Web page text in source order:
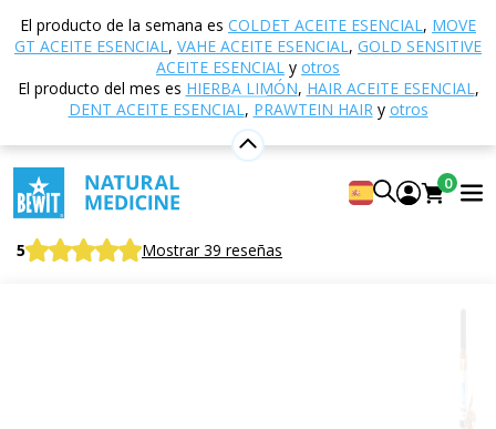
El producto de la semana es COLDET ACEITE ESENCIAL, MOVE
GT ACEITE ESENCIAL, VAHE ACEITE ESENCIAL, GOLD SENSITIVE
ACEITE ESENCIAL y otros
El producto del mes es HIERBA LIMÓN, HAIR ACEITE ESENCIAL,
DENT ACEITE ESENCIAL, PRAWTEIN HAIRy otros
0
Inicio Tienda electrónica
esenciales
ACEITES ESENCIALES DE UNA ESPECIE
Canela de Ceilán, corteza
Canela de Ceilán, corteza
Aceite esencial CTEO® ​​100% puro y natural
BEWIT Cinnamon, Bark
5 Mostrar 39 reseñas